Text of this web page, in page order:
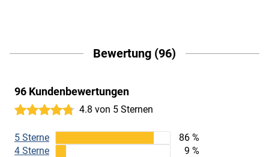
Bewertung (96)
96 Kundenbewertungen
4.8 von 5 Sternen
5 Sterne
86 %
4 Sterne
9 %